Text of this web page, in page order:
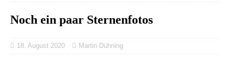
Noch ein paar Sternenfotos
18. August 2020 Martin Dühning